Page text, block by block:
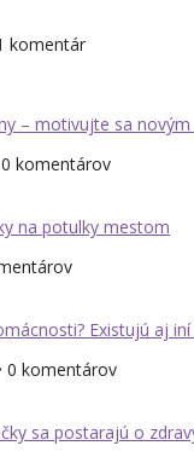
komentár
– motivujte sa novým
komentárov
na potulky mestom
Existujú aj
0 komentárov
sa postarajú o